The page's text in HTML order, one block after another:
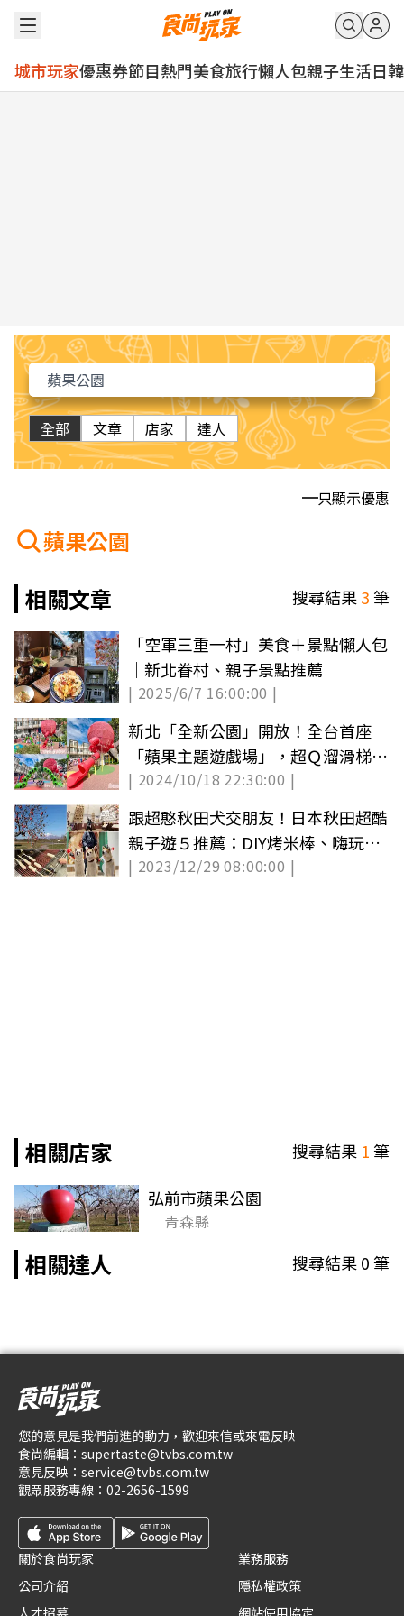
城市玩家優惠券節目熱門美食旅行懶人包親子生活日韓
全部 文章 店家 達人
只顯示優惠
蘋果公園
相關文章
搜尋結果3筆
「空軍三重一村」美食＋景點懶人包
｜新北眷村、親子景點推薦
| 2025/6/7 16:00:00 |
新北「全新公園」開放！全台首座
「蘋果主題遊戲場」，超Ｑ溜滑梯、
空中步道
| 2024/10/18 22:30:00 |
跟超憨秋田犬交朋友！日本秋田超酷
親子遊５推薦：DIY烤米棒、嗨玩竿
燈（中獎公布）
| 2023/12/29 08:00:00 |
相關店家 搜尋結果 1筆
弘前市蘋果公園
青森縣
相關達人 搜尋結果0筆
您的意見是我們前進的動力，歡迎來信或來電反映
食尚編輯： supertaste@tvbs.com.tw
意見反映： service@tvbs.com.tw
觀眾服務專線： 02-2656-1599
關於食尚玩家
公司介紹
人才招募
業務服務
隱私權政策
網站使用協定